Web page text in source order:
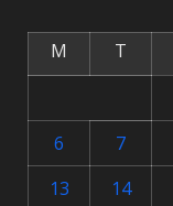
M T
6
7
13
14